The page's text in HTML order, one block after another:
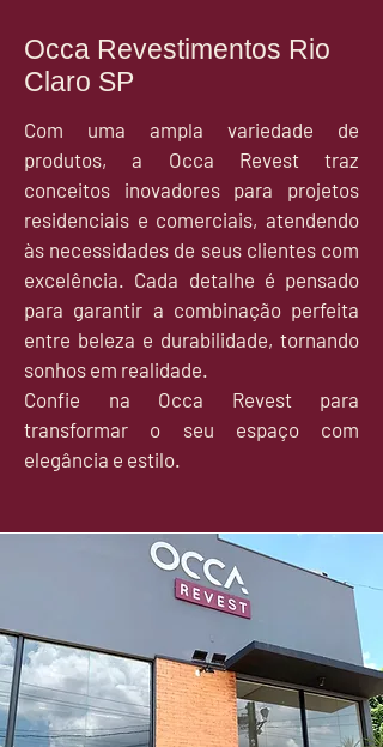
Occa Revestimentos Rio
Claro SP
Com uma ampla variedade de
produtos, a Occa Revest traz
conceitos inovadores para projetos
residenciais e comerciais, atendendo
às necessidades de seus clientes com
excelência. Cada detalhe é pensado
para garantir a combinação perfeita
entre beleza e durabilidade, tornando
sonhos em realidade.
Confie na Occa Revest para
transformar o seu espaço com
elegância e estilo.